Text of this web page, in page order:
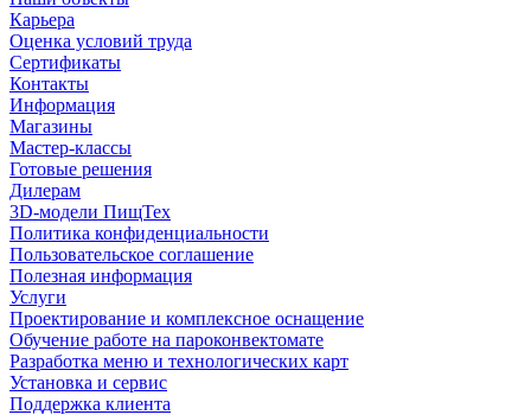
Карьера
Оценка условий труда
Сертификаты
Контакты
Информация
Магазины
Мастер-классы
Готовые решения
Дилерам
3D-модели ПищТех
Политика конфиденциальности
Пользовательское соглашение
Полезная информация
Услуги
Проектирование и комплексное оснащение
Обучение работе на пароконвектомате
Разработка меню и технологических карт
Установка и сервис
Поддержка клиента